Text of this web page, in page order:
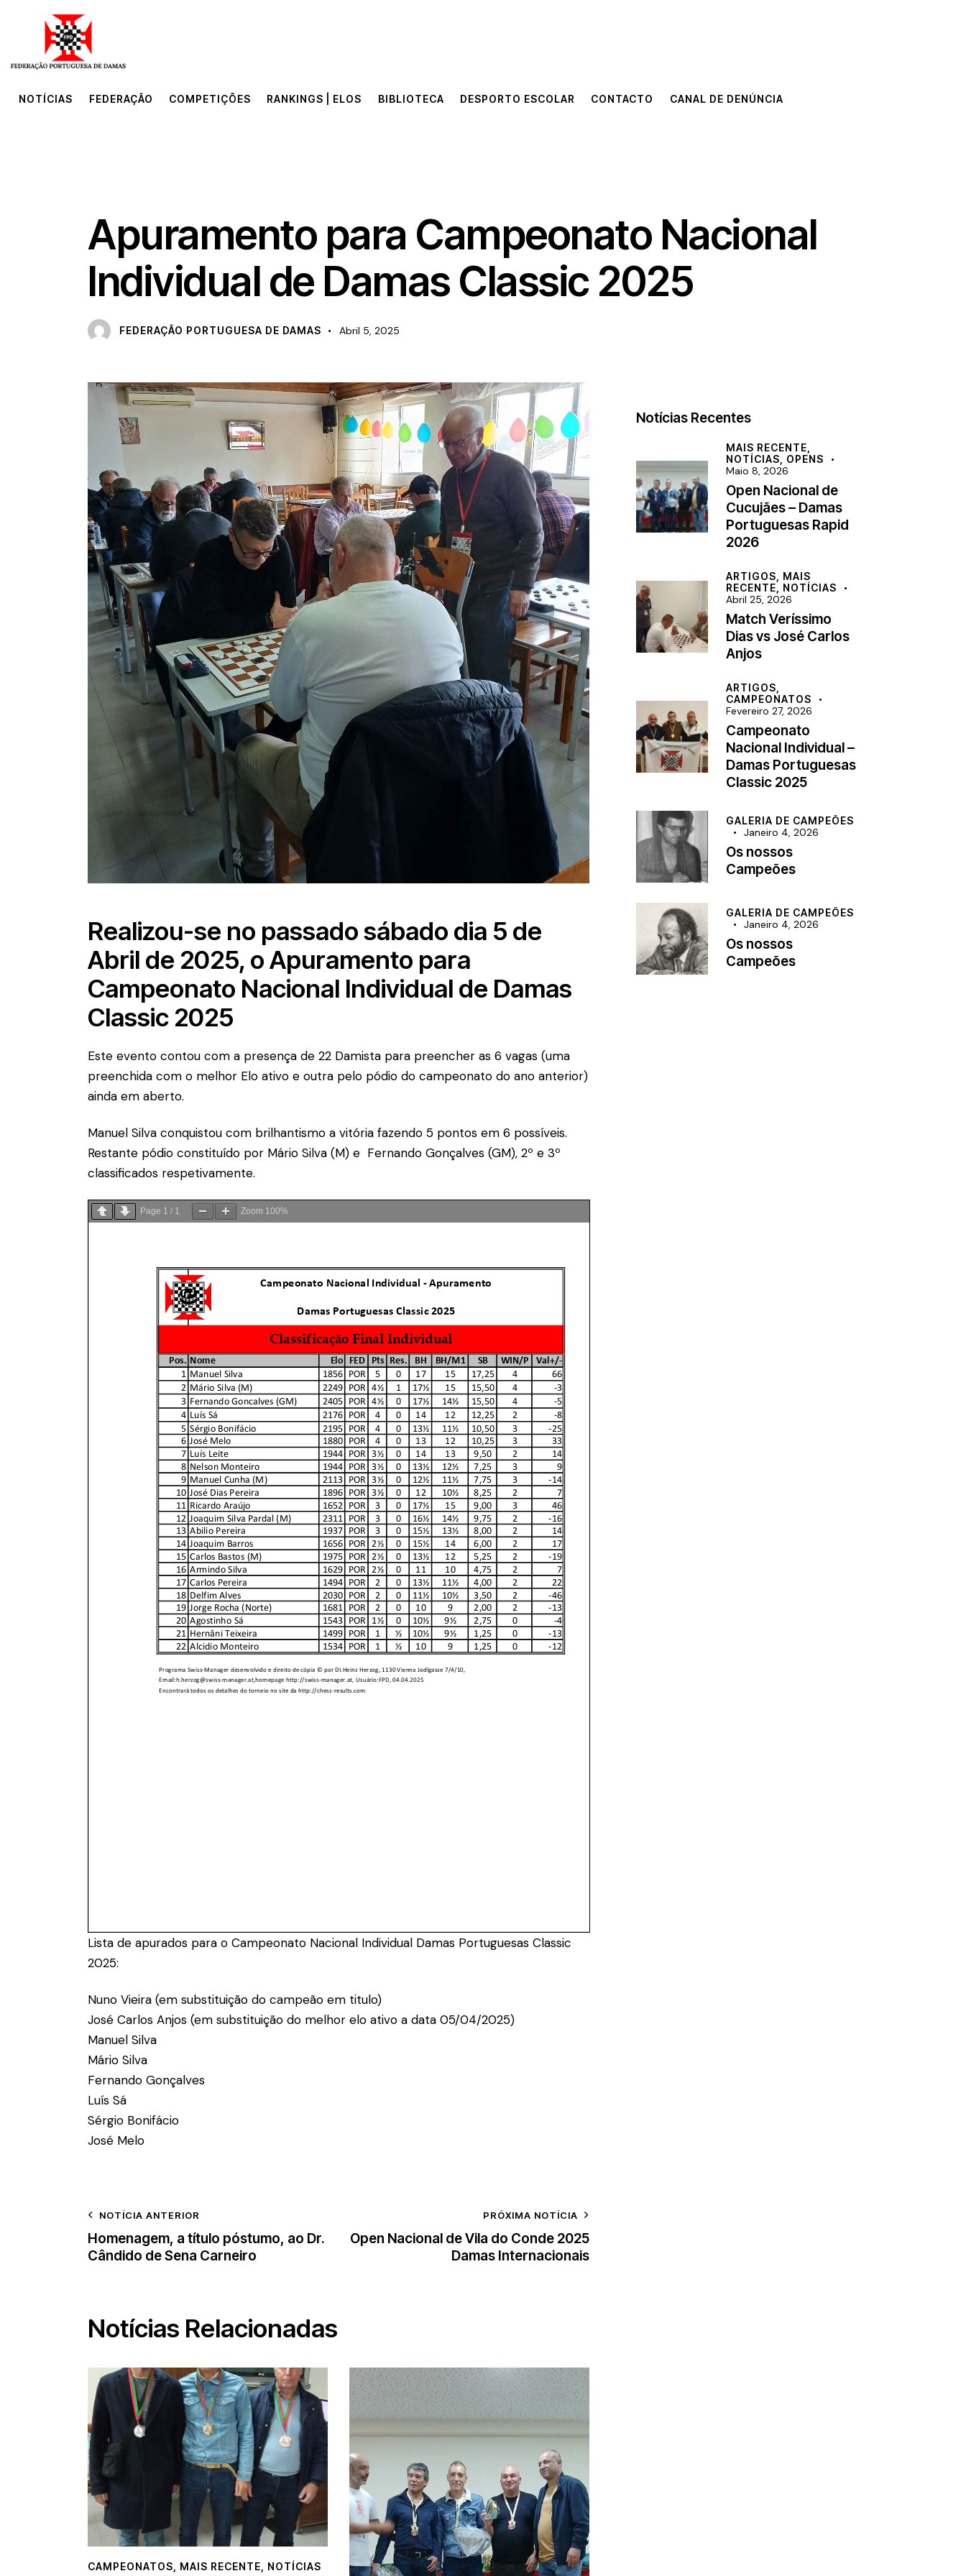
NOTÍCIAS
NOTÍCIAS FEDERAÇÃO COMPETIÇÕES RANKINGS | ELOS BIBLIOTECA DESPORTO ESCOLAR CONTACTO CANAL DE DENÚNCIA
Apuramento para Campeonato Nacional
Individual de Damas Classic 2025
FEDERAÇÃO PORTUGUESA DE DAMAS Abril 5, 2025
Realizou-se no passado sábado dia 5 de
Abril de 2025, o Apuramento para
Campeonato Nacional Individual de Damas
Classic 2025
Este evento contou com a presença de 22 Damista para preencher as 6 vagas (uma
preenchida com o melhor Elo ativo e outra pelo pódio do campeonato do ano anterior)
ainda em aberto.
Manuel Silva conquistou com brilhantismo a vitória fazendo 5 pontos em 6 possíveis.
Restante pódio constituído por Mário Silva (M) e Fernando Gonçalves (GM), 2º e 3º
classificados respetivamente.
Page 1 / 1 Zoom 100%
Lista de apurados para o Campeonato Nacional Individual Damas Portuguesas Classic
2025:
Nuno Vieira (em substituição do campeão em titulo)
José Carlos Anjos (em substituição do melhor elo ativo a data 05/04/2025)
Manuel Silva
Mário Silva
Fernando Gonçalves
Luís Sá
Sérgio Bonifácio
José Melo
NOTÍCIA ANTERIOR
Homenagem, a título póstumo, ao Dr.
Cândido de Sena Carneiro
PRÓXIMA NOTÍCIA
Open Nacional de Vila do Conde 2025
Damas Internacionais
Notícias Relacionadas
CAMPEONATOS MAIS RECENTE NOTÍCIAS
Notícias Recentes
MAIS RECENTE,
NOTÍCIAS, OPENS
Maio 8, 2026
Open Nacional de
Cucujães – Damas
Portuguesas Rapid
2026
ARTIGOS, MAIS
RECENTE, NOTÍCIAS
Abril 25, 2026
Match Veríssimo
Dias vs José Carlos
Anjos
ARTIGOS,
CAMPEONATOS
Fevereiro 27, 2026
Campeonato
Nacional Individual –
Damas Portuguesas
Classic 2025
GALERIA DE CAMPEÕES
Janeiro 4, 2026
Os nossos
Campeões
GALERIA DE CAMPEÕES
Janeiro 4, 2026
Os nossos
Campeões